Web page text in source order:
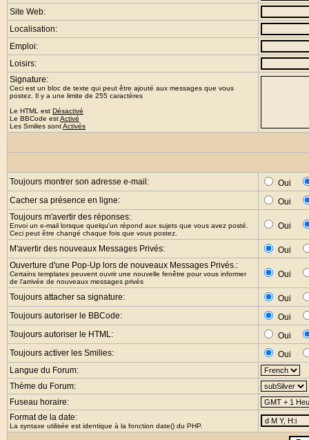
Site Web:
Localisation:
Emploi:
Loisirs:
Signature:
Ceci est un bloc de texte qui peut être ajouté aux messages que vous
postez. Il y a une limite de 255 caractères
Le HTML est Désactivé
Le BBCode estActivé
Les Smilies sontActivés
Toujours montrer son adresse e-mail:
Oui
Cacher sa présence en ligne:
Oui
Toujours m'avertir des réponses:
Envoi un e-mail lorsque quelqu'un répond aux sujets que vous avez posté.
Ceci peut être changé chaque fois que vous postez.
Oui
M'avertir des nouveaux Messages Privés:
Oui
Ouverture d'une Pop-Up lors de nouveaux Messages Privés.:
Certains templates peuvent ouvrir une nouvelle fenêtre pour vous informer
de l'arrivée de nouveaux messages privés
Oui
Toujours attacher sa signature:
Oui
Toujours autoriser le BBCode:
Oui
Toujours autoriser le HTML:
Oui
Toujours activer les Smilies:
Oui
Langue du Forum:
Thème du Forum:
Fuseau horaire:
Format de la date:
La syntaxe utilisée est identique à la fonction date() du PHP.